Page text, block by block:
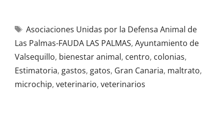
Asociaciones Unidas por la Defensa Animal de
Las Palmas-FAUDA LAS PALMAS, Ayuntamiento de
Valsequillo, bienestar animal, centro, colonias,
Estimatoria, gastos, gatos, Gran Canaria, maltrato,
microchip, veterinario, veterinarios